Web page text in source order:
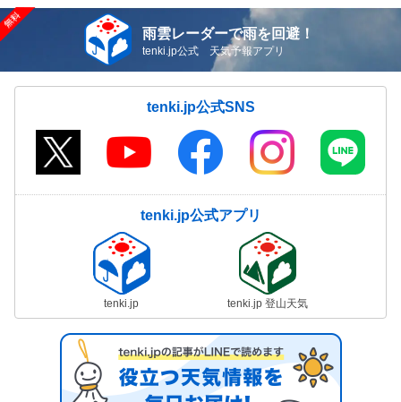
雨雲レーダーで雨を回避！
tenki.jp公式 天気予報アプリ
tenki.jp公式SNS
tenki.jp公式アプリ
tenki.jp tenki.jp 登山天気